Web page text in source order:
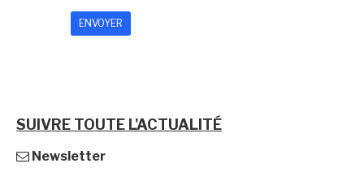
SUIVRE TOUTE L'ACTUALITÉ
Newsletter